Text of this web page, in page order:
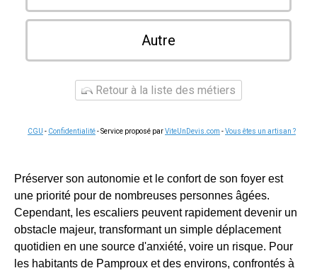
Autre
Retour à la liste des métiers
CGU - Confidentialité- Service proposé parViteUnDevis.com -Vous êtes un artisan ?
Préserver son autonomie et le confort de son foyer est
une priorité pour de nombreuses personnes âgées.
Cependant, les escaliers peuvent rapidement devenir un
obstacle majeur, transformant un simple déplacement
quotidien en une source d'anxiété, voire un risque. Pour
les habitants de Pamproux et des environs, confrontés à